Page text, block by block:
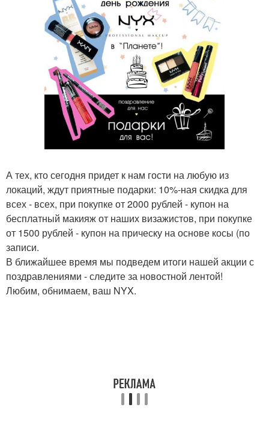
А тех, кто сегодня придет к нам гости на любую из
локаций, ждут приятные подарки: 10%-ная скидка для
всех - всех, при покупке от 2000 рублей - купон на
бесплатный макияж от наших визажистов, при покупке
от 1500 рублей - купон на прическу на основе косы (по
записи.
В ближайшее время мы подведем итоги нашей акции с
поздравлениями - следите за новостной лентой!
Любим, обнимаем, ваш NYX.